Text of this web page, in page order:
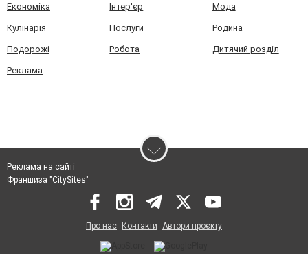
Економіка Інтер'єр Мода
Кулінарія Послуги Родина
Подорожі Робота Дитячий розділ
Реклама
Реклама на сайті
Франшиза "CitySites"
Про нас Контакти Автори проєкту